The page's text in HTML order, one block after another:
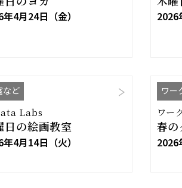
4月24日（金） 2026
など
Labs
日の絵画教室
4月14日（火）
ワー
ワー
春の
2026